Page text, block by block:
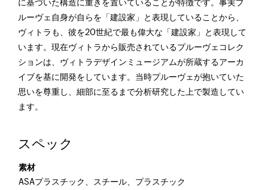
に基づいた構造に重きを置いていることが特徴です。事実プ
ルーヴェ自身が自らを「建設家」と表現していることから、
ヴィトラも、彼を20世紀で最も偉大な「建設家」と表現して
います。現在ヴィトラから販売されているプルーヴェコレク
ションは、ヴィトラデザインミュージアムが所蔵するアーカ
イブを基に開発をしています。当時プルーヴェが抱いていた
思いを尊重し、細部に至るまで分析研究した上で製造してい
ます。
スペック
素材
ASAプラスチック、スチール、プラスチック